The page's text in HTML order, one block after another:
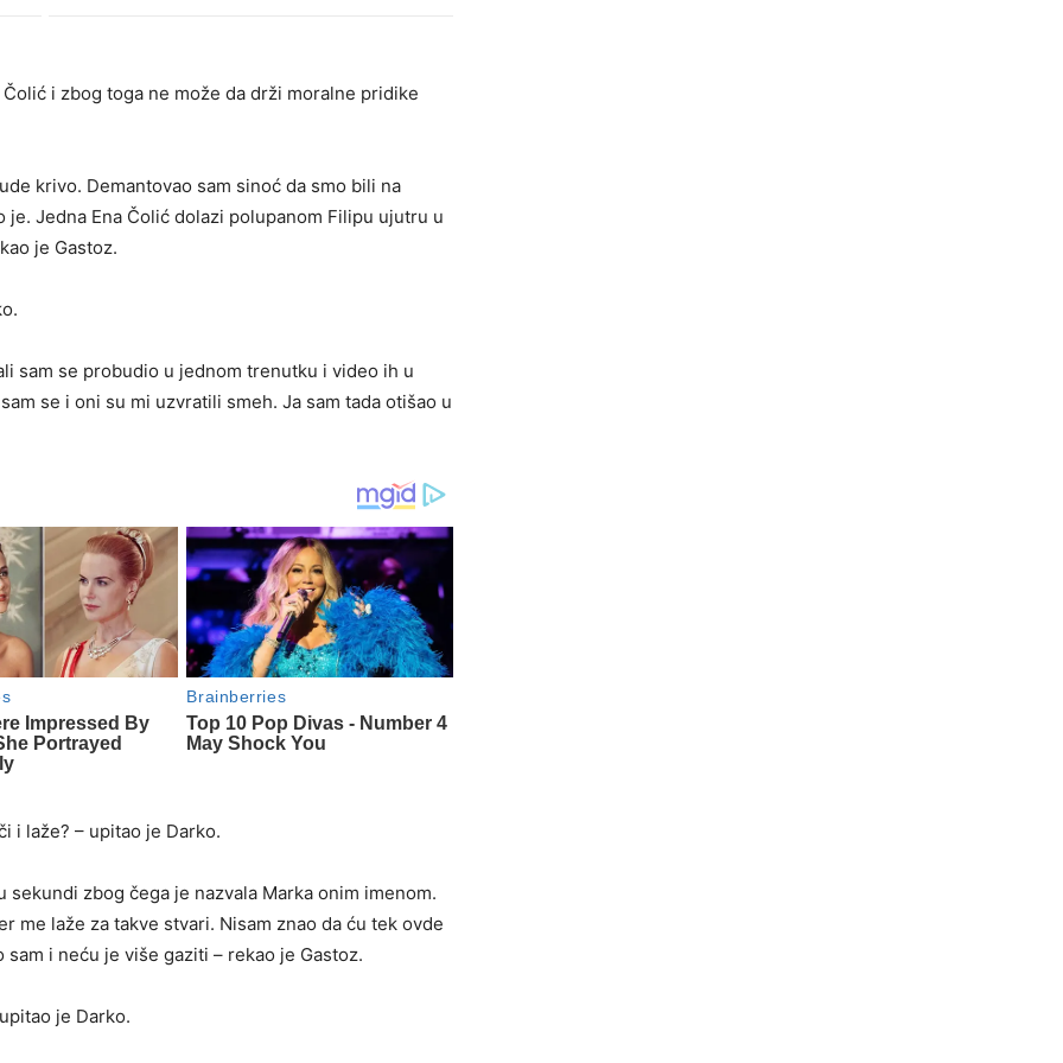
i zbog toga ne može da drži moralne pridike
krivo. Demantovao sam sinoć da smo bili na
Jedna Ena Čolić dolazi polupanom Filipu ujutru u
je Gastoz.
sam se probudio u jednom trenutku i video ih u
se i oni su mi uzvratili smeh. Ja sam tada otišao u
i laže? – upitao je Darko.
sekundi zbog čega je nazvala Marka onim imenom.
me laže za takve stvari. Nisam znao da ću tek ovde
i neću je više gaziti – rekao je Gastoz.
je Darko.